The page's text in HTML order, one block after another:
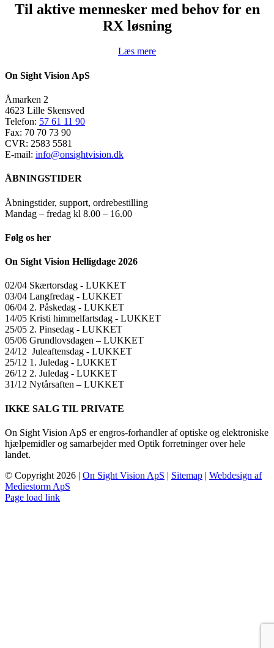
Til aktive mennesker med behov for en
RX løsning
Læs mere
On Sight Vision ApS
Åmarken 2
4623 Lille Skensved
Telefon: 57 61 11 90
Fax: 70 70 73 90
CVR: 2583 5581
E-mail: info@onsightvision.dk
ÅBNINGSTIDER
Åbningstider, support, ordrebestilling
Mandag – fredag kl 8.00 – 16.00
Følg os her
On Sight Vision Helligdage 2026
02/04 Skærtorsdag ​​- LUKKET
03/04 Langfredag ​​- LUKKET
06/04 2. Påskedag ​​- LUKKET
14/05 Kristi himmelfartsdag ​​- LUKKET
25/05 2. Pinsedag ​​- LUKKET
05/06 Grundlovsdagen – LUKKET
24/12 Juleaftensdag ​​- LUKKET
25/12 1. Juledag ​​- LUKKET
26/12 2. Juledag ​​- LUKKET
31/12 Nytårsaften – LUKKET
IKKE SALG TIL PRIVATE
On Sight Vision ApS er engros-forhandler af optiske og elektroniske
hjælpemidler og samarbejder med Optik forretninger over hele
landet.
© Copyright 2026 | On Sight Vision ApS | Sitemap | Webdesign af
Mediestorm ApS
Page load link